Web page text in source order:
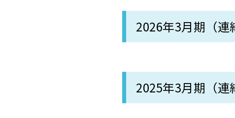
2026年3月期（連
2025年3月期（連